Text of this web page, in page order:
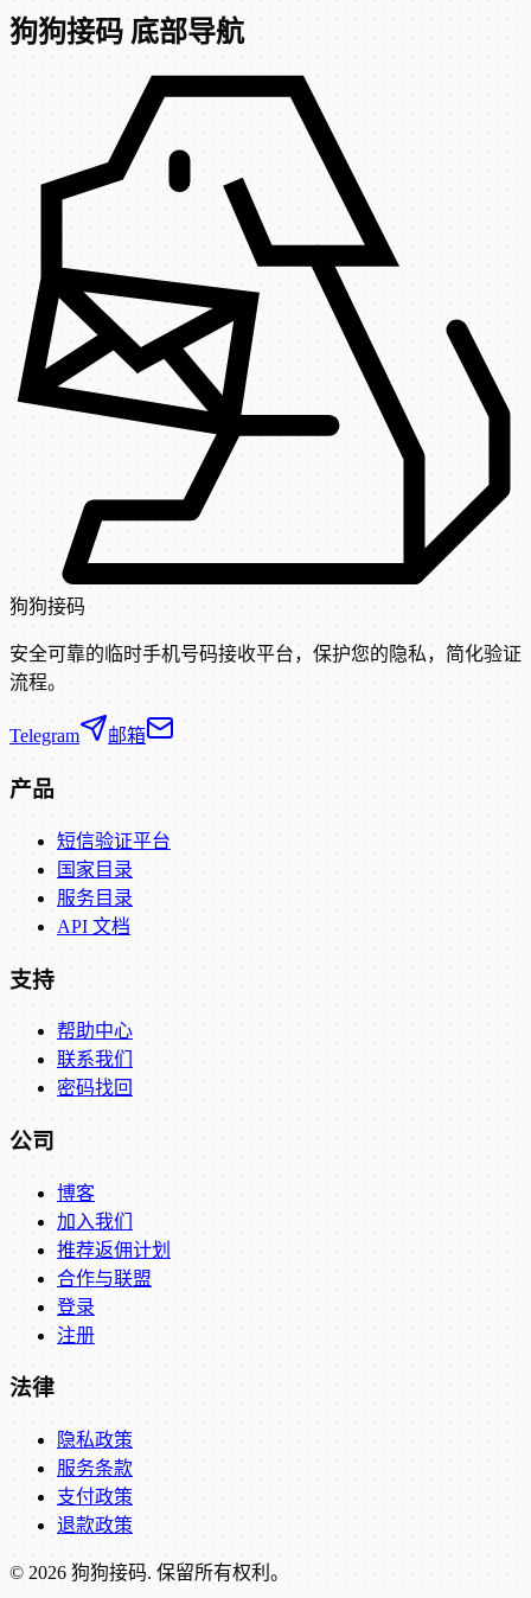
狗狗接码 底部导航
狗狗接码
安全可靠的临时手机号码接收平台，保护您的隐私，简化验证
流程。
Telegram 邮箱
产品
短信验证平台
国家目录
服务目录
API 文档
支持
帮助中心
联系我们
密码找回
公司
博客
加入我们
推荐返佣计划
合作与联盟
登录
注册
法律
隐私政策
服务条款
支付政策
退款政策
© 2026 狗狗接码. 保留所有权利。